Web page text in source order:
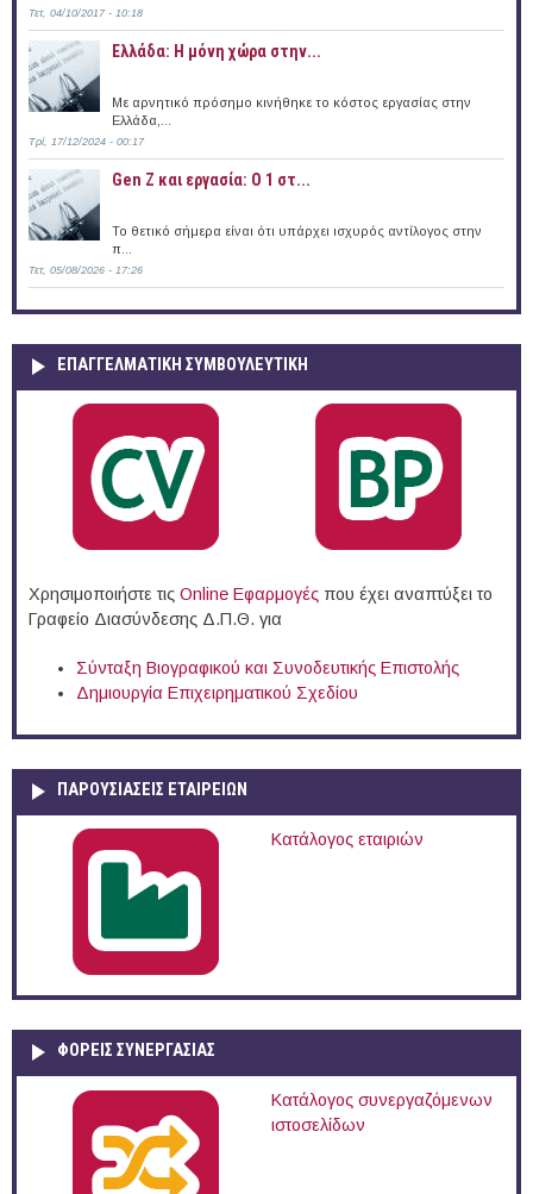
Τετ, 04/10/2017 - 10:18
Ελλάδα: Η μόνη χώρα στην...
Με αρνητικό πρόσημο κινήθηκε το κόστος εργασίας στην
Ελλάδα,...
Τρί, 17/12/2024 - 00:17
Gen Z και εργασία: Ο 1 στ...
Το θετικό σήμερα είναι ότι υπάρχει ισχυρός αντίλογος στην
π...
Τετ, 05/08/2026 - 17:26
ΕΠΑΓΓΕΛΜΑΤΙΚΉ ΣΥΜΒΟΥΛΕΥΤΙΚΉ
Χρησιμοποιήστε τις Online Eφαρμογές που έχει αναπτύξει το
Γραφείο Διασύνδεσης Δ.Π.Θ. για
Σύνταξη Βιογραφικού και Συνοδευτικής Επιστολής
Δημιουργία Επιχειρηματικού Σχεδίου
ΠΑΡΟΥΣΙΆΣΕΙΣ ΕΤΑΙΡΕΙΏΝ
Κατάλογος εταιριών
ΦΟΡΕΙΣ ΣΥΝΕΡΓΑΣΙΑΣ
Κατάλογος συνεργαζόμενων
ιστοσελίδων